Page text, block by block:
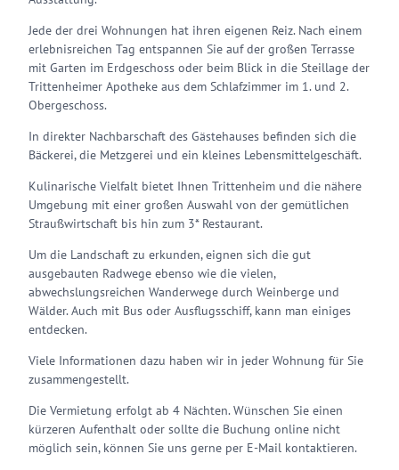
Jede der drei Wohnungen hat ihren eigenen Reiz. Nach einem
erlebnisreichen Tag entspannen Sie auf der großen Terrasse
mit Garten im Erdgeschoss oder beim Blick in die Steillage der
Trittenheimer Apotheke aus dem Schlafzimmer im 1. und 2.
Obergeschoss.
In direkter Nachbarschaft des Gästehauses befinden sich die
Bäckerei, die Metzgerei und ein kleines Lebensmittelgeschäft.
Kulinarische Vielfalt bietet Ihnen Trittenheim und die nähere
Umgebung mit einer großen Auswahl von der gemütlichen
Straußwirtschaft bis hin zum 3* Restaurant.
Um die Landschaft zu erkunden, eignen sich die gut
ausgebauten Radwege ebenso wie die vielen,
abwechslungsreichen Wanderwege durch Weinberge und
Wälder. Auch mit Bus oder Ausflugsschiff, kann man einiges
entdecken.
Viele Informationen dazu haben wir in jeder Wohnung für Sie
zusammengestellt.
Die Vermietung erfolgt ab 4 Nächten. Wünschen Sie einen
kürzeren Aufenthalt oder sollte die Buchung online nicht
möglich sein, können Sie uns gerne per E-Mail kontaktieren.